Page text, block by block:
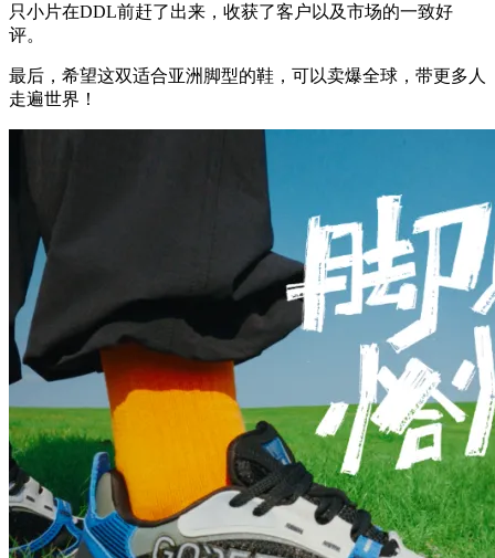
只小片在DDL前赶了出来，收获了客户以及市场的一致好
评。
最后，希望这双适合亚洲脚型的鞋，可以卖爆全球，带更多人
走遍世界！